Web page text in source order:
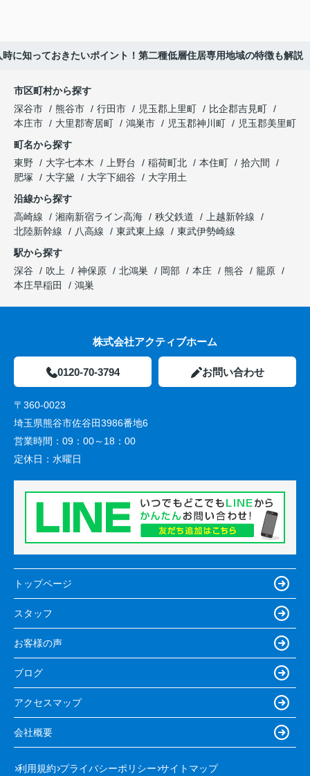
時に知っておきたいポイント！第二種低層住居専用地域の特徴も解説
市区町村から探す
深谷市
熊谷市 行田市 児玉郡上里町
比企郡吉見町
本庄市
大里郡寄居町 鴻巣市 児玉郡神川町
児玉郡美里町
町名から探す
東野
大字七本木 上野台 稲荷町北 本住町
拾六間
肥塚
大字黛 大字下細谷
大字用土
沿線から探す
高崎線
湘南新宿ライン高海 秩父鉄道
上越新幹線
北陸新幹線
八高線 東武東上線
東武伊勢崎線
駅から探す
深谷
吹上 神保原 北鴻巣 岡部 本庄 熊谷
籠原
本庄早稲田
鴻巣
株式会社アクティブホーム
0120-70-3794 お問い合わせ
〒360-0023
埼玉県熊谷市佐谷田3986番地6
営業時間： 09：00～18：00
定休日： 水曜日
トップページ
スタッフ
お客様の声
ブログ
アクセスマップ
会社概要
利用規約 プライバシーポリシー サイトマップ